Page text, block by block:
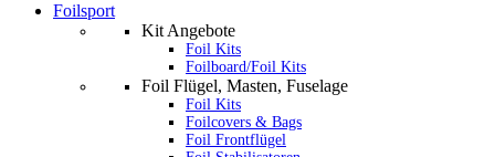
Foilsport
Kit Angebote
Foil Kits
Foilboard/Foil Kits
Foil Flügel, Masten, Fuselage
Foil Kits
Foilcovers & Bags
Foil Frontflügel